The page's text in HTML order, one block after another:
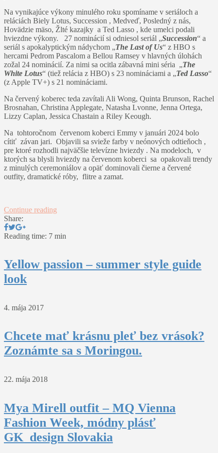
Na vynikajúce výkony minulého roku spomíname v seriáloch a
reláciách Biely Lotus, Succession , Medveď, Posledný z nás,
Hovädzie mäso, Žlté kazajky a Ted Lasso , kde umelci podali
hviezdne výkony. 27 nominácií si odniesol seriál „Succession“ a
seriál s apokalyptickým nádychom „The Last of Us“ z HBO s
hercami Pedrom Pascalom a Bellou Ramsey v hlavných úlohách
zožal 24 nominácií. Za nimi sa ocitla zábavná mini séria „The
White Lotus“ (tiež relácia z HBO) s 23 nomináciami a „Ted Lasso“
(z Apple TV+) s 21 nomináciami.
Na červený koberec teda zavítali Ali Wong, Quinta Brunson, Rachel
Brosnahan, Christina Applegate, Natasha Lvonne, Jenna Ortega,
Lizzy Caplan, Jessica Chastain a Riley Keough.
Na tohtoročnom červenom koberci Emmy v januári 2024 bolo
cítiť závan jari. Objavili sa svieže farby v neónových odtieňoch ,
pre ktoré rozhodli najväčšie televízne hviezdy . Na modeloch, v
ktorých sa blysli hviezdy na červenom koberci sa opakovali trendy
z minulých ceremoniálov a opäť dominovali čierne a červené
outfity, dramatické róby, flitre a zamat.
Continue reading
Share:
Reading time: 7 min
Yellow passion – summer style guide
look
4. mája 2017
Chcete mať krásnu pleť bez vrások?
Zoznámte sa s Moringou.
22. mája 2018
Mya Mirell outfit – MQ Vienna
Fashion Week, módny plásť
GK_design Slovakia